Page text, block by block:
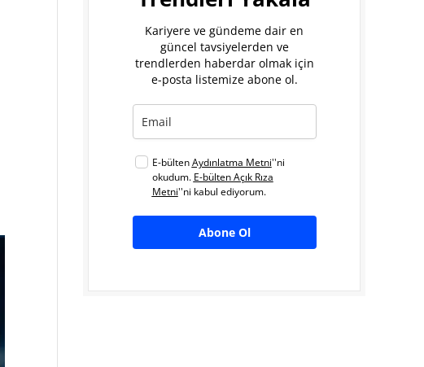
Kariyere ve gündeme dair en
güncel tavsiyelerden ve
trendlerden haberdar olmak için
e-posta listemize abone ol.
E-bültenAydınlatma Metni''ni
okudum. E-bülten Açık Rıza
Metni''ni kabul ediyorum.
Abone Ol